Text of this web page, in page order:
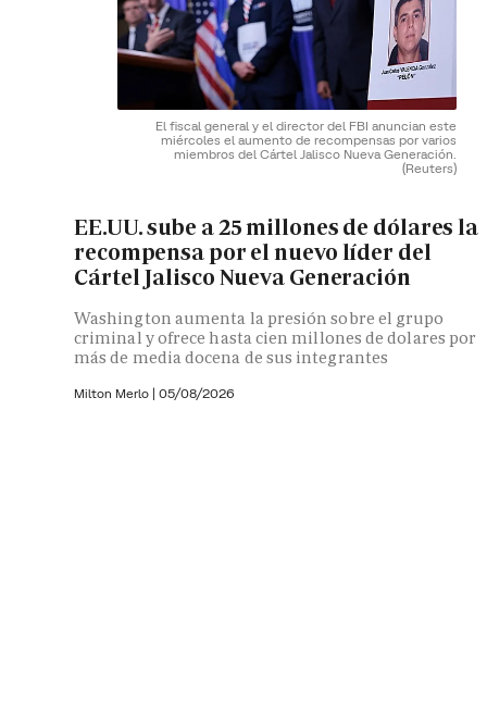
El fiscal general y el director del FBI anuncian este
miércoles el aumento de recompensas por varios
miembros del Cártel Jalisco Nueva Generación.
(Reuters)
EE.UU. sube a 25 millones de dólares la
recompensa por el nuevo líder del
Cártel Jalisco Nueva Generación
Washington aumenta la presión sobre el grupo
criminal y ofrece hasta cien millones de dolares por
más de media docena de sus integrantes
Milton Merlo | 05/08/2026